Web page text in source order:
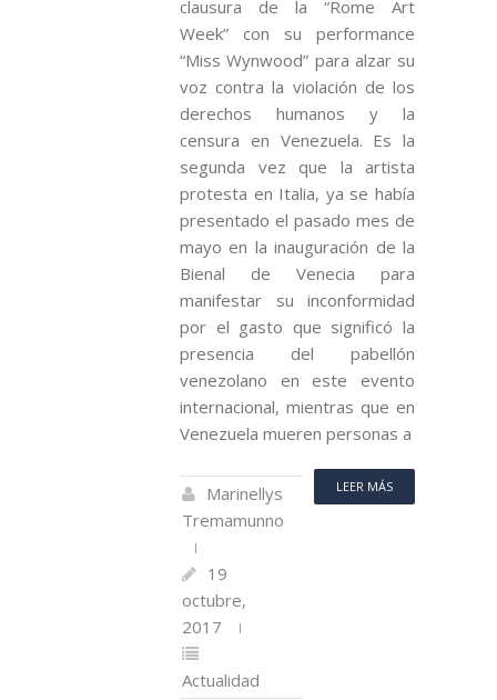
clausura de la “Rome Art
Week” con su performance
“Miss Wynwood” para alzar su
voz contra la violación de los
derechos humanos y la
censura en Venezuela. Es la
segunda vez que la artista
protesta en Italia, ya se había
presentado el pasado mes de
mayo en la inauguración de la
Bienal de Venecia para
manifestar su inconformidad
por el gasto que significó la
presencia del pabellón
venezolano en este evento
internacional, mientras que en
Venezuela mueren personas a
LEER MÁS
Marinellys
Tremamunno
19
octubre,
2017
Actualidad